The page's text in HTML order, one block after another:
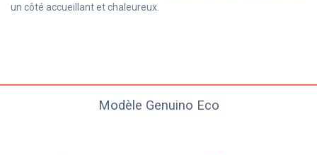
un côté accueillant et chaleureux.
Modèle Genuino Eco